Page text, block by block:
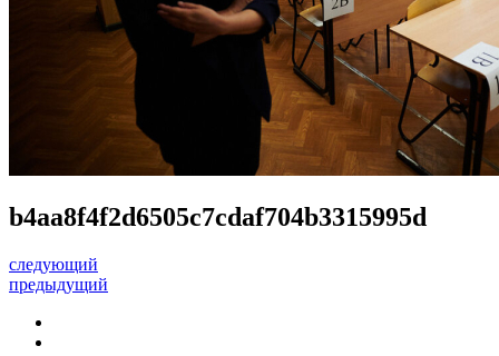
b4aa8f4f2d6505c7cdaf704b3315995d
следующий
предыдущий